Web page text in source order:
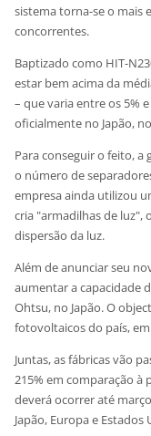
sistema torna-se o mais
concorrentes.
Baptizado como HIT-
estar bem acima da
– que varia entre os 5%
oficialmente no Japão,
Para conseguir o feito,
o número de
empresa ainda utilizou
cria "armadilhas de luz",
dispersão da luz.
Além de anunciar seu
aumentar a capacidade
Ohtsu, no Japão. O
fotovoltaicos do país,
Juntas, as fábricas vão
215% em comparação à
deverá ocorrer até
Japão, Europa e Estados